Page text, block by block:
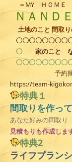
＝MY ＨＯＭＥ
ＮＡＮＤ
土地のこと 間取
〇〇〇〇〇〇〇〇
〇 家のこと
〇〇〇〇〇〇〇〇
予約簡単
https://team-
特典１
間取りを作っ
あなた好みの間取
見積もりも作成しま
特典2
ライフプラン